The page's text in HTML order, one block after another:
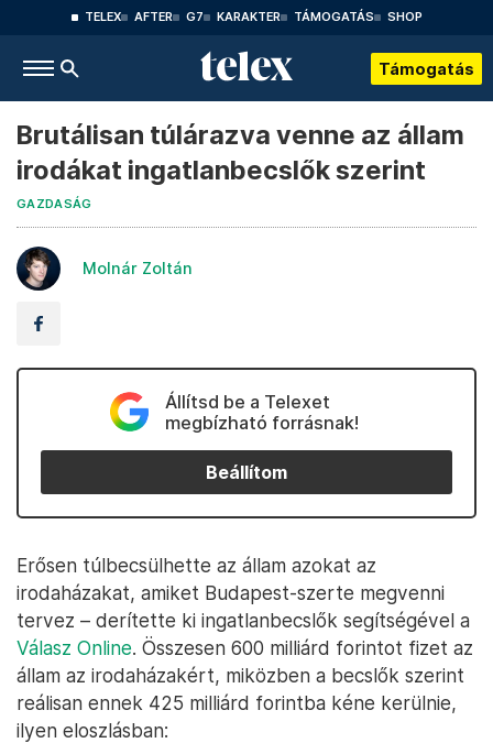
TELEX AFTER G7 KARAKTER TÁMOGATÁS SHOP
Támogatás
Brutálisan túlárazva venne az állam
irodákat ingatlanbecslők szerint
GAZDASÁG
Molnár Zoltán
Állítsd be a Telexet
megbízható forrásnak!
Beállítom
Erősen túlbecsülhette az állam azokat az
irodaházakat, amiket Budapest-szerte megvenni
tervez – derítette ki ingatlanbecslők segítségével a
Válasz Online. Összesen 600 milliárd forintot fizet az
állam az irodaházakért, miközben a becslők szerint
reálisan ennek 425 milliárd forintba kéne kerülnie,
ilyen eloszlásban: